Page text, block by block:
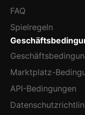
FAQ
Spielregeln
Marktplatz-
API-Bedingungen